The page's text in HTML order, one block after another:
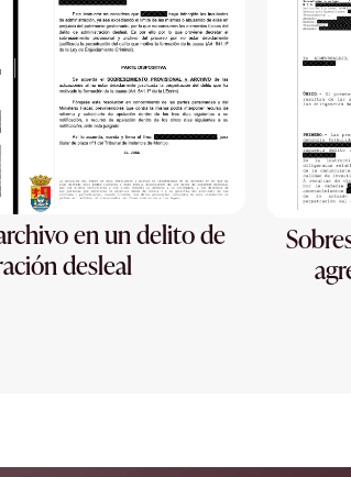
en un delito de
desleal